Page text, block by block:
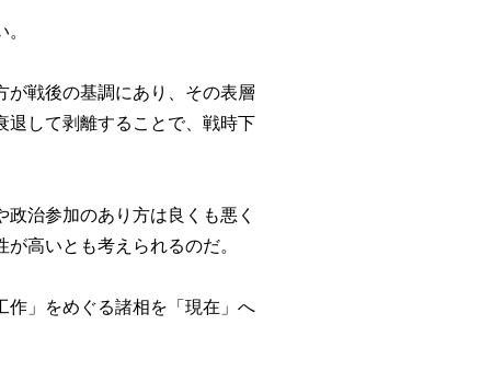
が戦後の基調にあり、その表層
退して剥離することで、戦時下
治参加のあり方は良くも悪く
高いとも考えられるのだ。
作」をめぐる諸相を「現在」へ